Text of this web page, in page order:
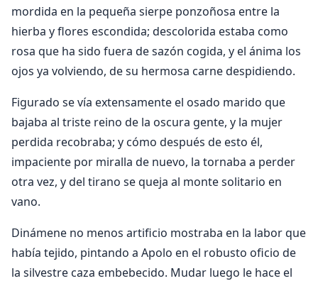
mordida en la pequeña sierpe ponzoñosa entre la
hierba y flores escondida; descolorida estaba como
rosa que ha sido fuera de sazón cogida, y el ánima los
ojos ya volviendo, de su hermosa carne despidiendo.
Figurado se vía extensamente el osado marido que
bajaba al triste reino de la oscura gente, y la mujer
perdida recobraba; y cómo después de esto él,
impaciente por miralla de nuevo, la tornaba a perder
otra vez, y del tirano se queja al monte solitario en
vano.
Dinámene no menos artificio mostraba en la labor que
había tejido, pintando a Apolo en el robusto oficio de
la silvestre caza embebecido. Mudar luego le hace el